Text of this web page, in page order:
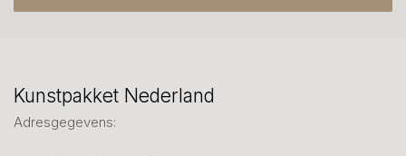
Kunstpakket Nederland
Adresgegevens: